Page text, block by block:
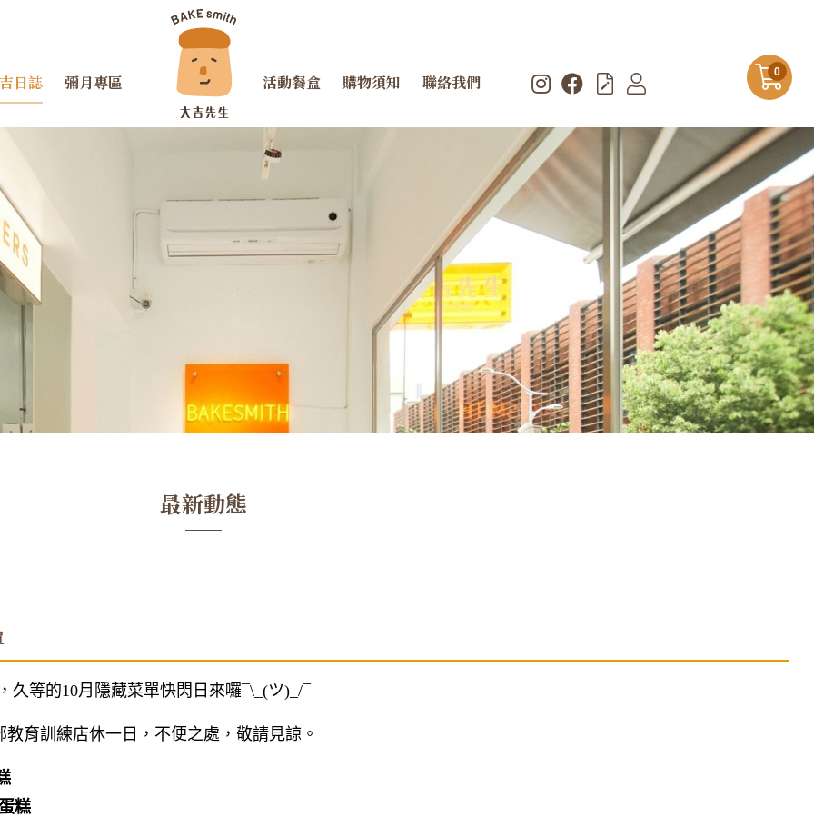
日誌 彌月專區 活動餐盒 購物須知 聯絡我們
最新動態
等的10月隱藏菜單快閃日來囉¯\_(ツ)_/¯
教育訓練店休一日，不便之處，敬請見諒。
糕
0